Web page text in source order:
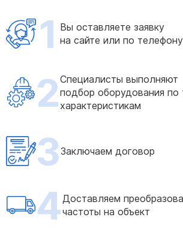
1 Вы оставляете заявку
на сайте или по телефону
2Специалисты выполняют
подбор оборудования по
характеристикам
3Заключаем договор
4Доставляем
частоты на объект